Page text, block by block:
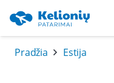
Pradžia Estija